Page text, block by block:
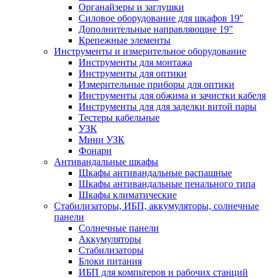
Органайзеры и заглушки
Силовое оборудование для шкафов 19"
Дополнительные направляющие 19"
Крепежные элементы
Инструменты и измерительное оборудование
Инструменты для монтажа
Инструменты для оптики
Измерительные приборы для оптики
Инструменты для обжима и зачистки кабеля
Инструменты для для заделки витой пары
Тестеры кабельные
УЗК
Мини УЗК
Фонари
Антивандальные шкафы
Шкафы антивандальные распашные
Шкафы антивандальные пенального типа
Шкафы климатические
Стабилизаторы, ИБП, аккумуляторы, солнечные
панели
Солнечные панели
Аккумуляторы
Стабилизаторы
Блоки питания
ИБП для компьтеров и рабочих станций